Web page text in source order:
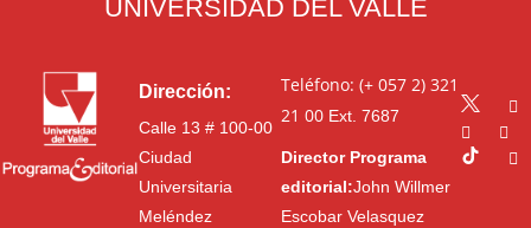
UNIVERSIDAD DEL VALLE
Dirección:
Calle 13 # 100-00
Ciudad
Universitaria
Meléndez
Teléfono: (+ 057 2) 321
21 00Ext. 7687
Director Programa
editorial:John Willmer
Escobar Velasquez